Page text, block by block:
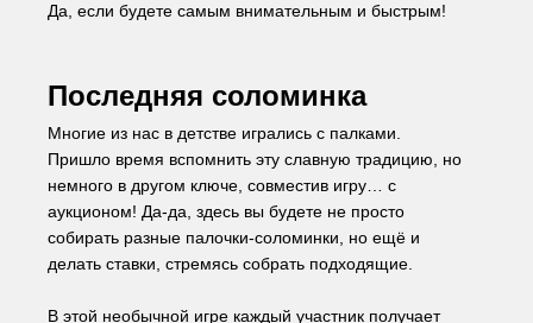
Да, если будете самым внимательным и быстрым!
Последняя соломинка
Многие из нас в детстве игрались с палками.
Пришло время вспомнить эту славную традицию, но
немного в другом ключе, совместив игру… с
аукционом! Да-да, здесь вы будете не просто
собирать разные палочки-соломинки, но ещё и
делать ставки, стремясь собрать подходящие.
В этой необычной игре каждый участник получает